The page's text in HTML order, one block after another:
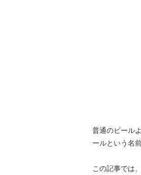
普通のビール
ールという名
この記事では、